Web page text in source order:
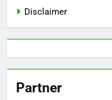
Disclaimer
Partner